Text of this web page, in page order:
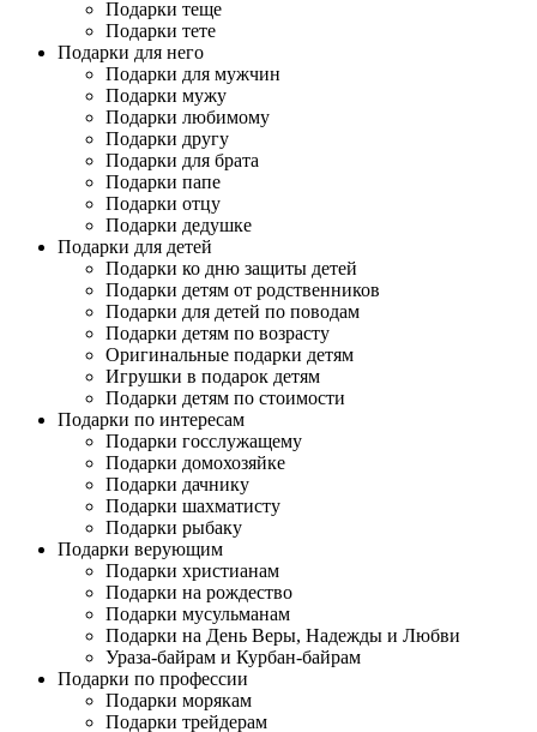
Подарки теще
Подарки тете
Подарки для него
Подарки для мужчин
Подарки мужу
Подарки любимому
Подарки другу
Подарки для брата
Подарки папе
Подарки отцу
Подарки дедушке
Подарки для детей
Подарки ко дню защиты детей
Подарки детям от родственников
Подарки для детей по поводам
Подарки детям по возрасту
Оригинальные подарки детям
Игрушки в подарок детям
Подарки детям по стоимости
Подарки по интересам
Подарки госслужащему
Подарки домохозяйке
Подарки дачнику
Подарки шахматисту
Подарки рыбаку
Подарки верующим
Подарки христианам
Подарки на рождество
Подарки мусульманам
Подарки на День Веры, Надежды и Любви
Ураза-байрам и Курбан-байрам
Подарки по профессии
Подарки морякам
Подарки трейдерам